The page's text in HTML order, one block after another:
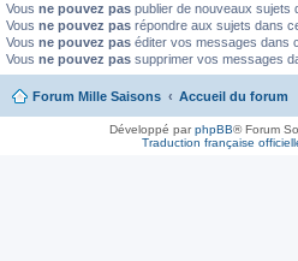
Vous ne pouvez pas publier de nouveaux sujets
Vous ne pouvez pas répondre aux sujets dans
Vous ne pouvez pas éditer vos messages dans
Vous ne pouvez pas supprimer vos messages
Forum Mille Saisons Accueil du forum
Développé parphpBB® Forum
Traduction française